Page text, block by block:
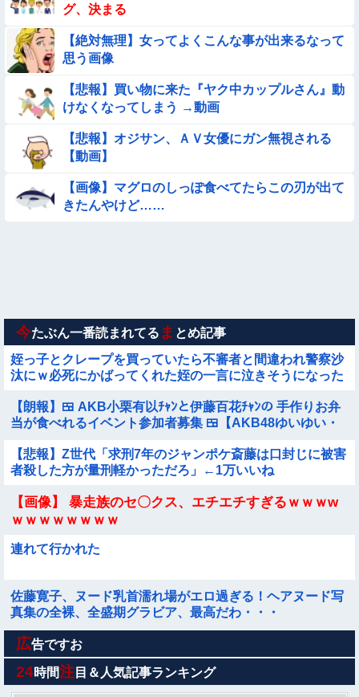
【画像】お前らこの超美人が整形か否か判定たのむ！！
【動画像】女の子「ウエスト？・・・60㎝だよ！」
【画像】昔の日本人の水着、ゑっちｗｗｗｗｗｗｗ
【動画像】飛行機に『水銀』を持ち込めない理由がこれ【→】
グ、決まる
【絶対無理】女ってよくこんな事が出来るなって
思う画像
【悲報】買い物に来た『ヤク中カップルさん』動
けなくなってしまう →動画
【悲報】オジサン、ＡＶ女優にガン無視される
【動画】
【画像】マグロのしっぽ食べてたらこの刃が出て
きたんやけど……
今たぶん一番読まれてる ま とめ記事
姪っ子とクレープを買っていたら不審者と間違われ警察沙
汰にｗ必死にかばってくれた姪の一言に泣きそうになった
【朗報】🍱 AKB小栗有以ﾁｬﾝと伊藤百花ﾁｬﾝの 手作りお弁
当が食べれるイベント参加者募集 🍱【AKB48ゆいゆい・
【悲報】Z世代「求刑7年のジャンポケ斎藤は口封じに被害
者殺した方が量刑軽かっただろ」←1万いいね
【画像】 暴走族のセ〇クス、エチエチすぎるｗｗｗw
ｗｗｗｗｗｗｗｗ
連れて行かれた
佐藤寛子、ヌード乳首濡れ場がエロ過ぎる！ヘアヌード写
真集の全裸、全盛期グラビア、最高だわ・・・
【画像】 ドスケベ体育祭、開幕ｗｗｗ
【ラブライブ！】最も拭きたくなる下乳イラストを作った
広告ですお
24時間注 目＆人気記事ランキング